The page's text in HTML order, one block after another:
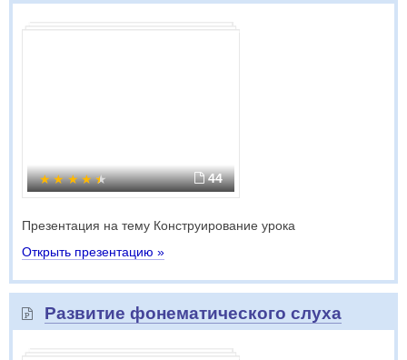
44
Презентация на тему Конструирование урока
Открыть презентацию »
Развитие фонематического слуха